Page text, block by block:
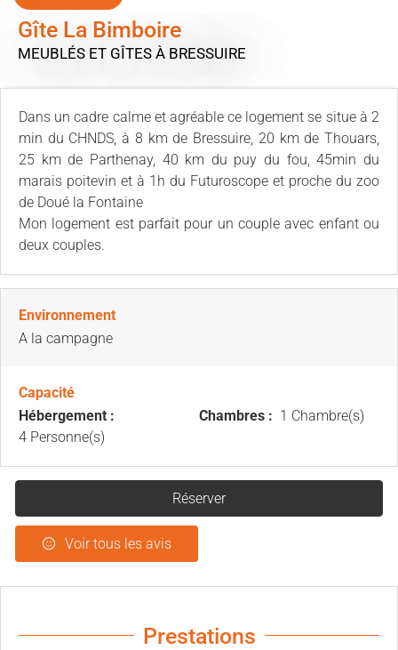
Gîte La Bimboire
MEUBLÉS ET GÎTES À BRESSUIRE
Dans un cadre calme et agréable ce logement se situe à 2
min du CHNDS, à 8 km de Bressuire, 20 km de Thouars,
25 km de Parthenay, 40 km du puy du fou, 45min du
marais poitevin et à 1h du Futuroscope et proche du zoo
de Doué la Fontaine
Mon logement est parfait pour un couple avec enfant ou
deux couples.
Environnement
A la campagne
Capacité
Hébergement :
4 Personne(s)
Chambres : 1 Chambre(s)
Réserver
Voir tous les avis
Prestations